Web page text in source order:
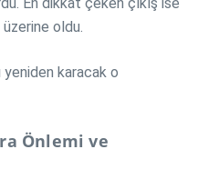
oldu.
karacak o
Önlemi ve